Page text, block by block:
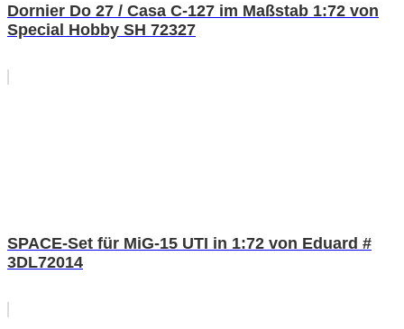
Dornier Do 27 / Casa C-127 im Maßstab 1:72 von
Special Hobby SH 72327
SPACE-Set für MiG-15 UTI in 1:72 von Eduard #
3DL72014